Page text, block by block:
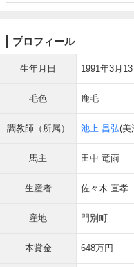
プロフィール
生年月日 1991年3月13
毛色 鹿毛
調教師（所属） 池上 昌弘(美
馬主 田中 竜雨
生産者 佐々木 直孝
産地 門別町
本賞金 648万円